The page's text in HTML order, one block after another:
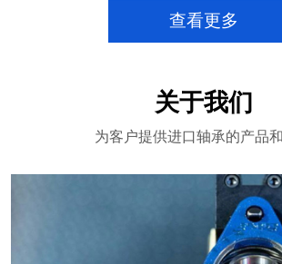
查看更多
关于我们
为客户提供进口轴承的产品